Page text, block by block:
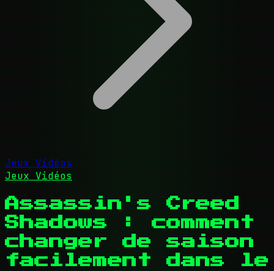
Jeux Vidéos
Jeux Vidéos
Assassin's Creed
Shadows : comment
changer de saison
facilement dans le